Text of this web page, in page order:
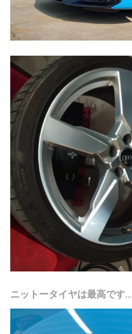
ニットータイヤは最高です…